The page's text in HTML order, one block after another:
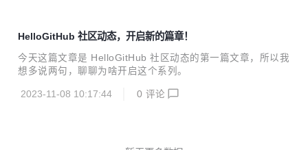
HelloGitHub 社区动态，开启新的篇章！
今天这篇文章是 HelloGitHub 社区动态的第一篇文章，所以我
想多说两句，聊聊为啥开启这个系列。
2023-11-08 10:17:44 0 评论